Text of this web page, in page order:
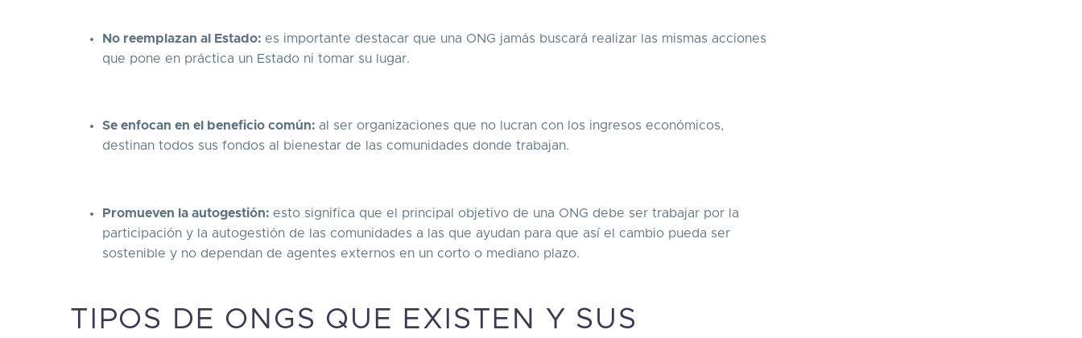
No reemplazan al Estado: es importante destacar que una ONG jamás buscará realizar las mismas acciones
que pone en práctica un Estado ni tomar su lugar.
Se enfocan en el beneficio común: al ser organizaciones que no lucran con los ingresos económicos,
destinan todos sus fondos al bienestar de las comunidades donde trabajan.
Promueven la autogestión: esto significa que el principal objetivo de una ONG debe ser trabajar por la
participación y la autogestión de las comunidades a las que ayudan para que así el cambio pueda ser
sostenible y no dependan de agentes externos en un corto o mediano plazo.
TIPOS DE ONGS QUE EXISTEN Y SUS